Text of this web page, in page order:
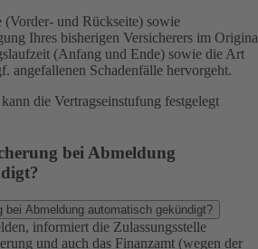
(Vorder- und Rückseite) sowie
Ihres bisherigen Versicherers im
(Anfang und Ende) sowie die Art
angefallenen Schadenfälle hervorgeht.
die Vertragseinstufung festgelegt
bei Abmeldung
bei Abmeldung automatisch gekündigt?
informiert die Zulassungsstelle
und auch das Finanzamt (wegen der